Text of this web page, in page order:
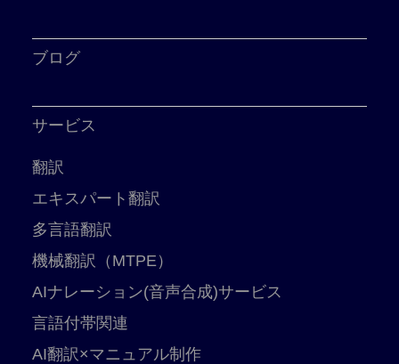
ブログ
サービス
翻訳
エキスパート翻訳
多言語翻訳
機械翻訳（MTPE）
AIナレーション(音声合成)サービス
言語付帯関連
AI翻訳×マニュアル制作